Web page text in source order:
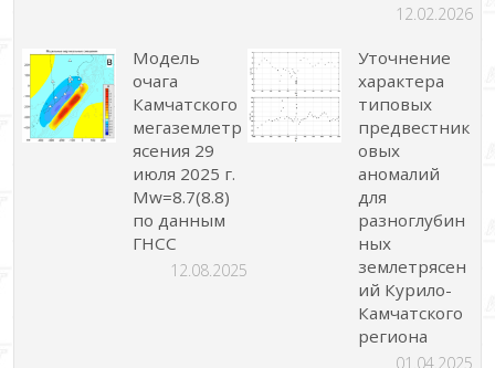
12.02.2026
Модель
очага
Камчатского
мегаземлетр
ясения 29
июля 2025 г.
Mw=8.7(8.8)
по данным
ГНСС
12.08.2025
Уточнение
характера
типовых
предвестник
овых
аномалий
для
разноглубин
ных
землетрясен
ий Курило-
Камчатского
региона
01.04.2025